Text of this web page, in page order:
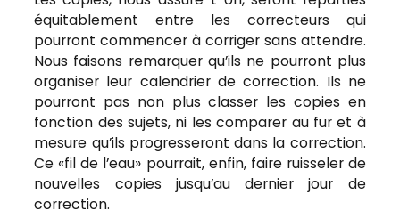
équitablement entre les correcteurs qui
pourront commencer à corriger sans attendre.
Nous faisons remarquer qu’ils ne pourront plus
organiser leur calendrier de correction. Ils ne
pourront pas non plus classer les copies en
fonction des sujets, ni les comparer au fur et à
mesure qu’ils progresseront dans la correction.
Ce «fil de l’eau» pourrait, enfin, faire ruisseler de
nouvelles copies jusqu’au dernier jour de
correction.